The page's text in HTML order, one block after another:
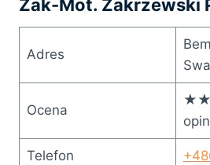
Zak-Mot. Zakrzewski
Adres
Ocena
Telefon